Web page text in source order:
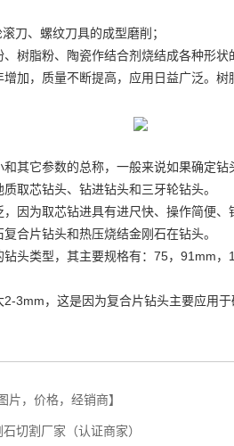
刀、螺纹刀具的成型磨削；
树脂粉、陶瓷作结合剂烧结成各种形状
加，质量不断提高，应用日益广泛。
其它参数的总称，一般来说如果确定
取芯钻头、钻进钻头和三牙轮钻头。
因为取芯钻进具有进尺快、操作简便
合片钻头和热压烧结金刚石在钻头。
头类型，其主要规格有：75，91mm，
3mm，这是因为复合片钻头主要应用
，价格，经销商】
切割厂家（认证商家）